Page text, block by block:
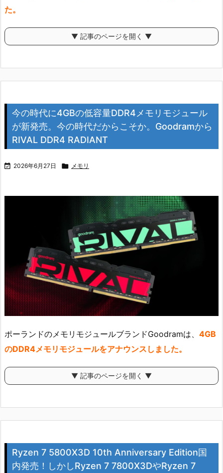
た。
▼ 記事のページを開く ▼
今の時代に4GBの低容量DDR4メモリモジュール
が新発売。今の時代だからこそか。Goodramから
RIVAL DDR4 RADIANT
 2026年6月27日  メモリ
ポーランドのメモリモジュールブランドGoodramは、 4GB
のDDR4メモリモジュールをアナウンスしました。
▼ 記事のページを開く ▼
Ryzen 7 5800X3D 10th Anniversary Edition国
内発売！しかしRyzen 7 7800X3DやRyzen 7